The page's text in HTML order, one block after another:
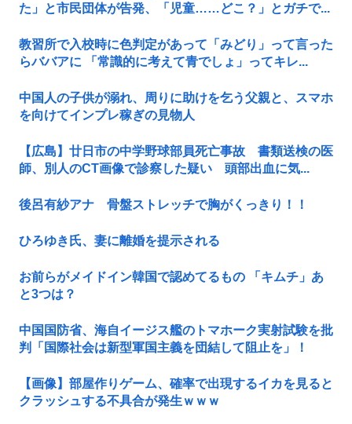
た」と市民団体が告発、「児童……どこ？」とガチで...
教習所で入校時に色判定があって「みどり」って言った
らババアに 「常識的に考えて青でしょ」ってキレ...
中国人の子供が溺れ、周りに助けを乞う父親と、スマホ
を向けてインプレ稼ぎの見物人
【広島】廿日市の中学野球部員死亡事故 書類送検の医
師、別人のCT画像で診察した疑い 頭部出血に気...
後呂有紗アナ 骨盤ストレッチで胸がくっきり！！
ひろゆき氏、妻に離婚を提示される
お前らがメイドイン韓国で認めてるもの 「キムチ」あ
と3つは？
中国国防省、海自イージス艦のトマホーク実射試験を批
判「国際社会は新型軍国主義を団結して阻止を」！
【画像】部屋作りゲーム、確率で出現するイカを見ると
クラッシュする不具合が発生ｗｗｗ